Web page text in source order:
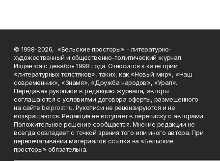
© 1998-2026, «Бельские просторы» - литературно-
художественный и общественно-политический журнал.
Издается с декабря 1998 года. Относится к категории
«литературных толстяков», таких, как «Новый мир», «Наш
современник», «Знамя», «Дружба народов», «Урал».
Передавая рукописи в редакцию журнала, авторы
соглашаются с условиями договора оферты, размещенного
на сайтеbelprost.ru. Рукописи не рецензируются и не
возвращаются. Редакция не вступает в переписку с авторами.
Положительное решение сообщается. Мнение редакции не
всегда совпадает с точкой зрения того или иного автора. При
перепечатывании материалов ссылка на «Бельские
просторы» обязательна.